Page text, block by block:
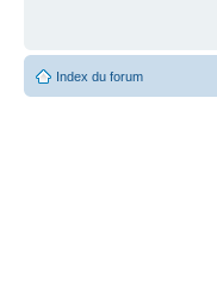
Index du forum